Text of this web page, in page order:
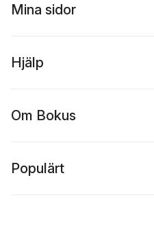
Mina sidor
Hjälp
Om Bokus
Populärt